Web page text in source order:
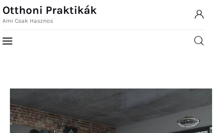
Otthoni Praktikák
Ami Csak Hasznos
Kapcsolat